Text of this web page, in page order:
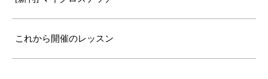
これから開催のレッスン